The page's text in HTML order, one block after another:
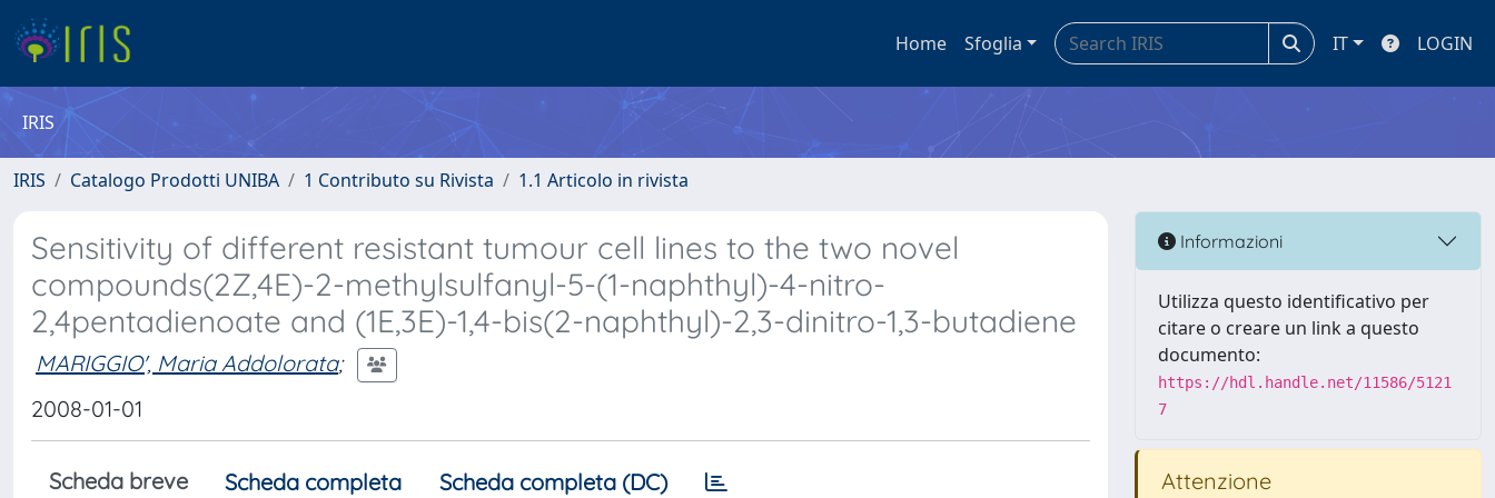
Home Sfoglia IT LOGIN
IRIS
IRIS Catalogo Prodotti UNIBA 1 Contributo su Rivista 1.1 Articolo in rivista
Sensitivity of different resistant tumour cell lines to the two novel
compounds(2Z,4E)-2-methylsulfanyl-5-(1-naphthyl)-4-nitro-
2,4pentadienoate and (1E,3E)-1,4-bis(2-naphthyl)-2,3-dinitro-1,3-butadiene
MARIGGIO', Maria Addolorata;
2008-01-01
Scheda breve Scheda completa Scheda completa (DC)
Informazioni
Utilizza questo identificativo per
citare o creare un link a questo
documento:
https://hdl.handle.net/11586/5121
7
Attenzione